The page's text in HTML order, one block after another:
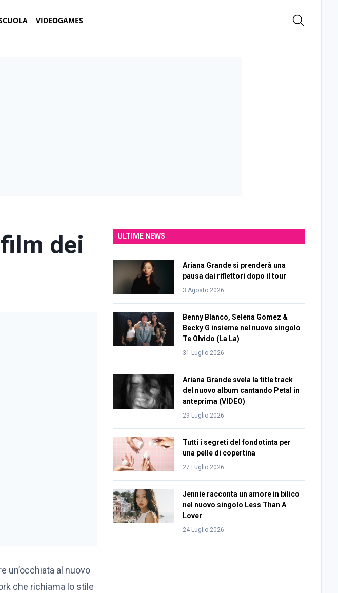
VIDEOGAMES
dei
un’occhiata al nuovo
che richiama lo stile
ULTIME NEWS
Ariana Grande si prenderà una
pausa dai riflettori dopo il tour
3 Agosto 2026
Benny Blanco, Selena Gomez &
Becky G insieme nel nuovo singolo
Te Olvido (La La)
31 Luglio 2026
Ariana Grande svela la title track
del nuovo album cantando Petal in
anteprima (VIDEO)
29 Luglio 2026
Tutti i segreti del fondotinta per
una pelle di copertina
27 Luglio 2026
Jennie racconta un amore in bilico
nel nuovo singolo Less Than A
Lover
24 Luglio 2026